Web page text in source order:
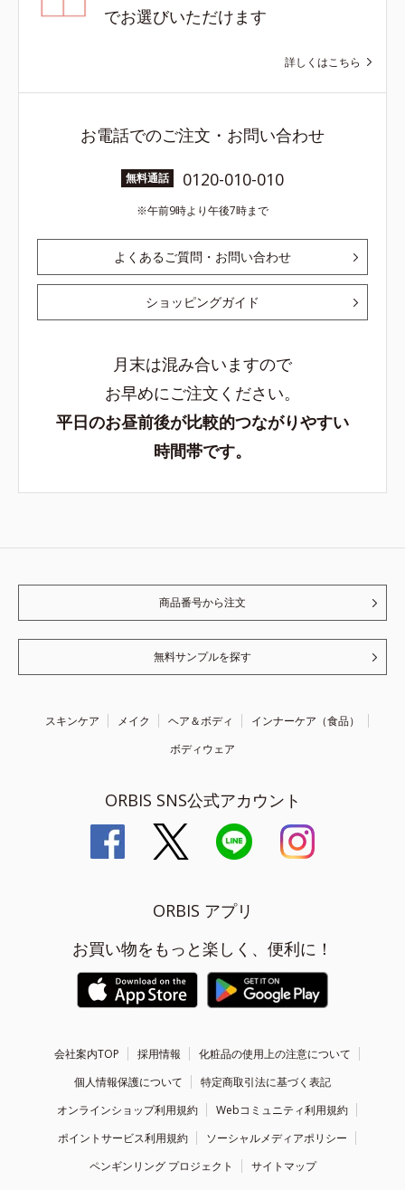
でお選びいただけます
詳しくはこちら
お電話でのご注文・お問い合わせ
無料通話 0120-010-010
午前9時より午後7時まで
よくあるご質問・お問い合わせ
ショッピングガイド
月末は混み合いますので
お早めにご注文ください。
平日のお昼前後が比較的つながりやすい
時間帯です。
商品番号から注文
無料サンプルを探す
スキンケア メイク ヘア＆ボディ
インナーケア（食品）
ボディウェア
ORBIS SNS公式アカウント
ORBIS アプリ
お買い物をもっと楽しく、便利に！
会社案内TOP 採用情報
化粧品の使用上の注意について
個人情報保護について
特定商取引法に基づく表記
オンラインショップ利用規約
Webコミュニティ利用規約
ポイントサービス利用規約
ソーシャルメディアポリシー
ペンギンリング プロジェクト
サイトマップ